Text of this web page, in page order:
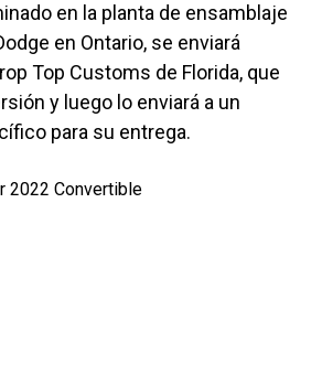
en la planta de ensamblaje
en Ontario, se enviará
Top Customs de Florida, que
y luego lo enviará a un
para su entrega.